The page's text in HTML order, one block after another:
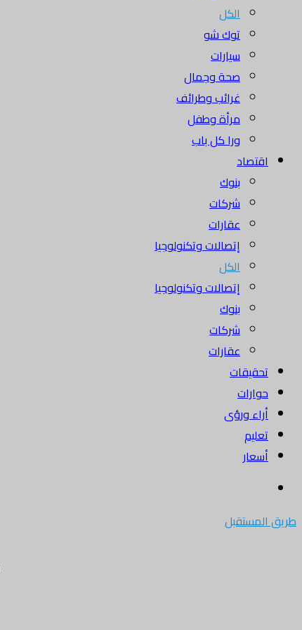
الكل
توك شو
سيارات
صحة وجمال
غرائب وطرائف
مرأة وطفل
ورا كل باب
اقتصاد
بنوك
شركات
عقارات
إتصالات وتكنولوجيا
الكل
إتصالات وتكنولوجيا
بنوك
شركات
عقارات
تحقيقات
حوارات
أراء ورؤى
تعليم
أسعار
طريق المستقبل